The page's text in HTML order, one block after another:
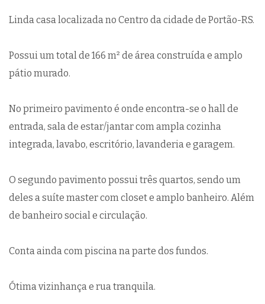
Linda casa localizada no Centro da cidade de Portão-RS.
Possui um total de 166 m² de área construída e amplo
pátio murado.
No primeiro pavimento é onde encontra-se o hall de
entrada, sala de estar/jantar com ampla cozinha
integrada, lavabo, escritório, lavanderia e garagem.
O segundo pavimento possui três quartos, sendo um
deles a suíte master com closet e amplo banheiro. Além
de banheiro social e circulação.
Conta ainda com piscina na parte dos fundos.
Ótima vizinhança e rua tranquila.